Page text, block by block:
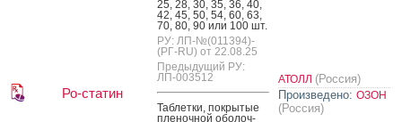
Ро-статин
25, 28, 30, 35, 36, 40,
42, 45, 50, 54, 60, 63,
70, 80, 90 или 100 шт.
РУ: ЛП-№(011394)-
(РГ-RU) от 22.08.25
Предыдущий РУ:
ЛП-003512
Таб­летки, пок­ры­тые
пле­ноч­ной обо­лоч­
АТОЛЛ (Россия)
Произведено: ОЗОН
(Россия)